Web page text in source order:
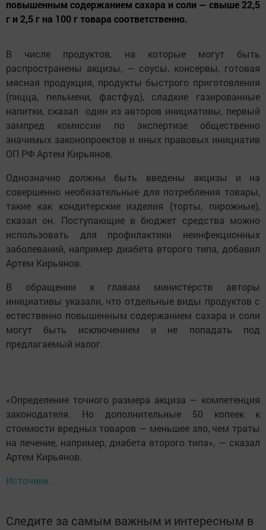
повышенным содержанием сахара и соли — свыше 22,5
г и 2,5 г на 100 г товара соответственно.
В числе продуктов, на которые могут быть
распространены акцизы, — соусы, консервы, готовая
мясная продукция, продукты быстрого приготовления
(пицца, пельмени, фастфуд), сладкие газированные
напитки, сказал один из авторов инициативы, первый
зампред комиссии по экспертизе общественно
значимых законопроектов и иных правовых инициатив
ОП РФ Артем Кирьянов.
Однозначно должны быть введены акцизы и на
совершенно необязательные для потребления товары,
такие как кондитерские изделия (торты, пирожные),
сказал он. Поступающие в бюджет средства можно
использовать для профилактики неинфекционных
заболеваний, например диабета второго типа, добавил
Артем Кирьянов.
В обращении к главам министерств авторы
инициативы указали, что отдельные виды продуктов с
естественно повышенным содержанием сахара и соли
могут быть исключением и не попадать под
предлагаемый налог.
«Определение точного размера акциза — компетенция
законодателя. Но дополнительные 50 копеек к
стоимости вредных товаров — меньшее зло, чем траты
на лечение, например, диабета второго типа», — сказал
Артем Кирьянов.
Источник
Следите за самым важным и интересным в